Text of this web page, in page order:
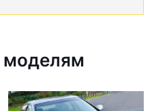
моделям